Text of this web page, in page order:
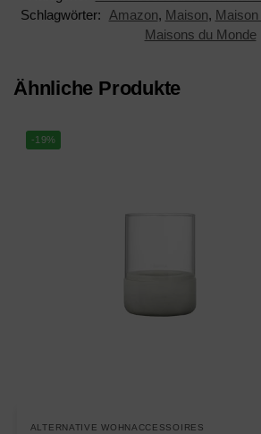
Schlagwörter:
Amazon, Maison,
Maisons du Monde
Ähnliche Produkte
-19%
ALTERNATIVE WOHNACCESSOIRES